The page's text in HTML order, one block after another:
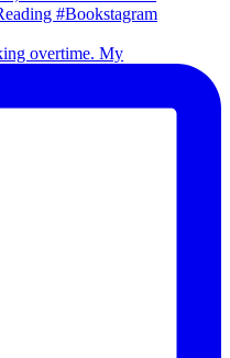
overtime. My